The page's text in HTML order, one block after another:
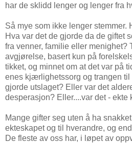
har de sklidd lenger og lenger fra
Så mye som ikke lenger stemmer.
Hva var det de gjorde da de giftet
fra venner, familie eller menighet?
avgjørelse, basert kun på
tikket, og minnet om at det var på
enes kjærlighetssorg og trangen til
gjorde utslaget? Eller var det
desperasjon? Eller....var det -
Mange gifter seg uten å ha
ekteskapet og til hverandre, og
De fleste av oss har, i løpet av